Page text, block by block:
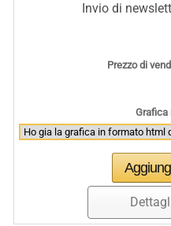
Invio di
Prezzo di
Grafica